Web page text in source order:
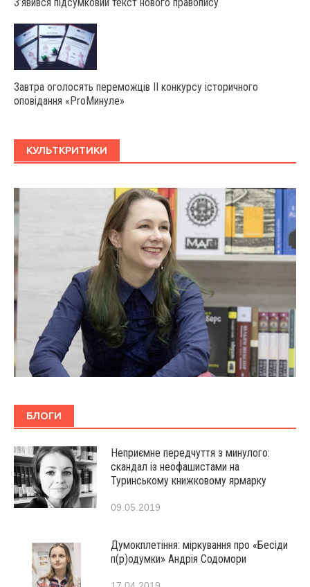
Завтра оголосять переможців ІІ конкурсу історичного
оповідання «ProМинуле»
КУЛЬТКРИТИКИ
БЛОГИ
Неприємне передчуття з минулого:
скандал із неофашистами на
Туринському книжковому ярмарку
09.05.2019
Думокплетіння: міркування про «Бесіди
п(р)одумки» Андрія Содомори